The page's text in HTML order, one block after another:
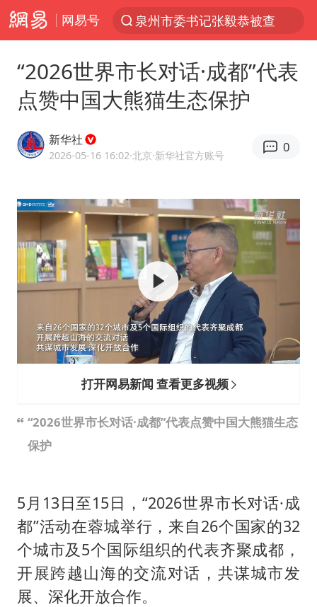
网易号
泉州市委书记张毅恭被查
“电影+”如何激发千亿级消费新活力？
台风白海豚已进入24小时警戒线
中巨芯：上半年归母净利润1405.77万元
中国女篮70-67险胜尼日利亚女篮
名创优品回应女子吐槽内裤质量差
出口禁令驱动有色板块大涨
秋天的第一杯奶茶到底有多火
百花奖开幕式
国防部：坚决反制任何闹海挑衅图谋
美股存储板块集体大跌
夯实基础开新局
“2026世界市长对话·成都”代表
点赞中国大熊猫生态保护
新华社
2026-05-16 16:02·北京·新华社官方账号
0
打开网易新闻 查看更多视频
“2026世界市长对话·成都”代表点赞中国大熊猫生态
保护
5月13日至15日，“2026世界市长对话·成
都”活动在蓉城举行，来自26个国家的32
个城市及5个国际组织的代表齐聚成都，
开展跨越山海的交流对话，共谋城市发
展、深化开放合作。